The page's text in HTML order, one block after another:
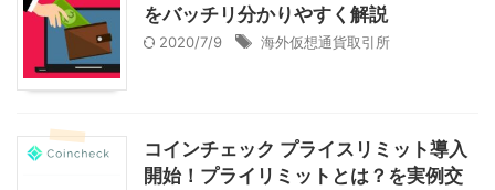
をバッチリ分かりやすく解説
2020/7/9 海外仮想通貨取引所
コインチェック プライスリミット導入
開始！プライリミットとは？を実例交